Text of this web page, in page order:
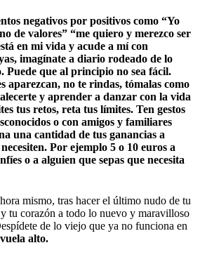
negativos por positivos como “Yo
de valores” “me quiero y merezco ser
en mi vida y acude a mí con
imagínate a diario rodeado de lo
Puede que al principio no sea fácil.
aparezcan, no te rindas, tómalas como
y aprender a danzar con la vida
tus retos, reta tus límites. Ten gestos
o con amigos y familiares
una cantidad de tus ganancias a
Por ejemplo 5 o 10 euros a
o a alguien que sepas que necesita
mismo, tras hacer el último nudo de tu
tu corazón a todo lo nuevo y maravilloso
de lo viejo que ya no funciona en
alto.